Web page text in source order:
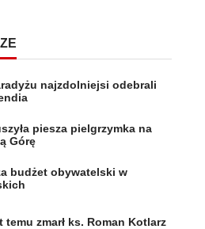
najzdolniejsi odebrali
piesza pielgrzymka na
Górę
budżet obywatelski w
temu zmarł ks. Roman Kotlarz